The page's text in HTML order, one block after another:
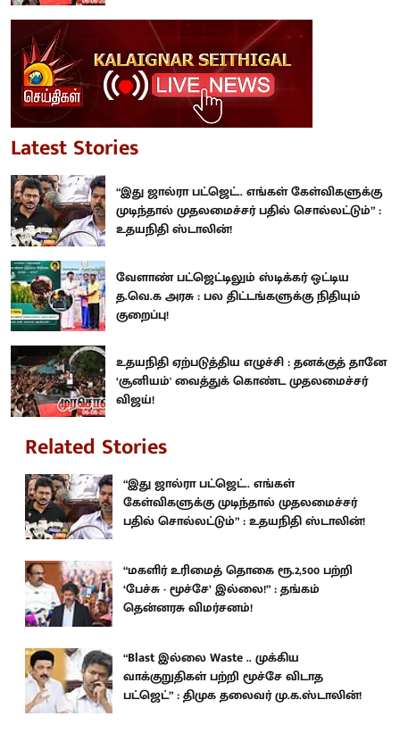
Latest Stories
“இது ஜால்ரா பட்ஜெட்.. எங்கள் கேள்விகளுக்கு
முடிந்தால் முதலமைச்சர் பதில் சொல்லட்டும்” :
உதயநிதி ஸ்டாலின்!
வேளாண் பட்ஜெட்டிலும் ஸ்டிக்கர் ஒட்டிய
த.வெ.க அரசு : பல திட்டங்களுக்கு நிதியும்
குறைப்பு!
உதயநிதி ஏற்படுத்திய எழுச்சி : தனக்குத் தானே
‘சூனியம்' வைத்துக் கொண்ட முதலமைச்சர்
விஜய்!
Related Stories
“இது ஜால்ரா பட்ஜெட்.. எங்கள்
கேள்விகளுக்கு முடிந்தால் முதலமைச்சர்
பதில் சொல்லட்டும்” : உதயநிதி ஸ்டாலின்!
“மகளிர் உரிமைத் தொகை ரூ.2,500 பற்றி
‘பேச்சு - மூச்சே’ இல்லை!” : தங்கம்
தென்னரசு விமர்சனம்!
“Blast இல்லை Waste .. முக்கிய
வாக்குறுதிகள் பற்றி மூச்சே விடாத
பட்ஜெட்” : திமுக தலைவர் மு.க.ஸ்டாலின்!